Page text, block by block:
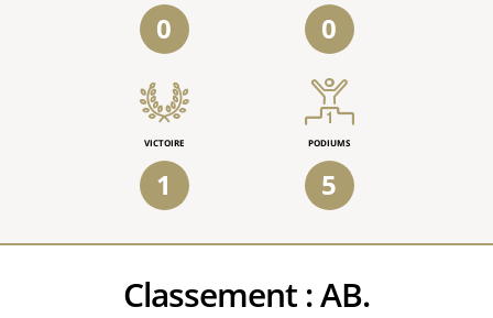
0 0
VICTOIRE
1
PODIUMS
5
Classement :AB.